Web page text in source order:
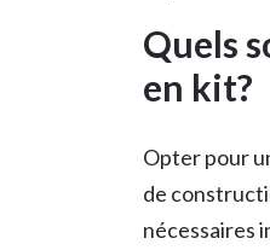
Quels
en kit?
Opter pour
de
nécessaires